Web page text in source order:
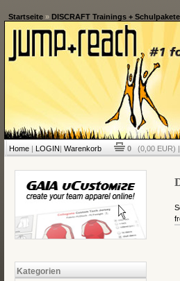
Startseite» DISCRAFT Trainings + Schulpakete
Home| LOGIN| Warenkorb 0 (0,00 EUR) |
Kategorien